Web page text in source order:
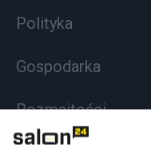
Polityka
Gospodarka
Rozmaitości